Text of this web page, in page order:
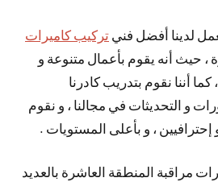
لدينا أفضل فني تركيب كاميرات
، حيث أنه يقوم بأعمال متنوعة و
أننا نقوم بتدريب كادرنا
و التحديثات في مجالنا ، و نقوم
إحترافيين ، و بأعلى المستويات .
مراقبة المنطقة العاشرة بالعديد